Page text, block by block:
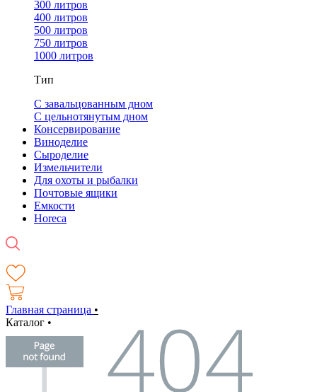
300 литров
400 литров
500 литров
750 литров
1000 литров
Тип
С завальцованным дном
С цельнотянутым дном
Консервирование
Виноделие
Сыроделие
Измельчители
Для охоты и рыбалки
Почтовые ящики
Емкости
Horeca
Главная страница •
Каталог •